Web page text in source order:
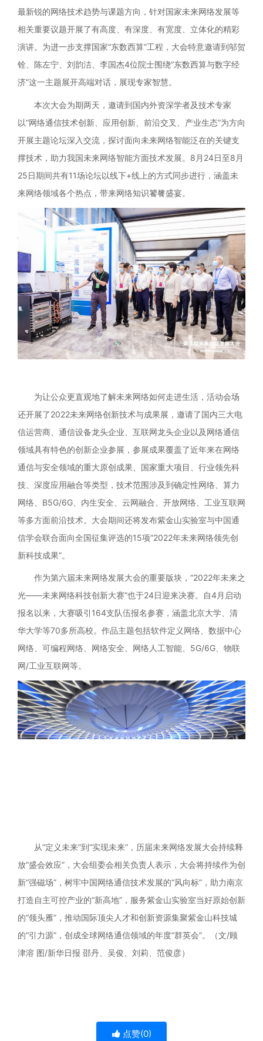
最新锐的网络技术趋势与课题方向，针对国家未来网络发展等
相关重要议题开展了有高度、有深度、有宽度、立体化的精彩
演讲。为进一步支撑国家“东数西算”工程，大会特意邀请到邬贺
铨、陈左宁、刘韵洁、李国杰4位院士围绕“东数西算与数字经
济”这一主题展开高端对话，展现专家智慧。
本次大会为期两天，邀请到国内外资深学者及技术专家
以“网络通信技术创新、应用创新、前沿交叉、产业生态”为方向
开展主题论坛深入交流，探讨面向未来网络智能泛在的关键支
撑技术，助力我国未来网络智能方面技术发展。8月24日至8月
25日期间共有11场论坛以线下+线上的方式同步进行，涵盖未
来网络领域各个热点，带来网络知识饕餮盛宴。
为让公众更直观地了解未来网络如何走进生活，活动会场
还开展了2022未来网络创新技术与成果展，邀请了国内三大电
信运营商、通信设备龙头企业、互联网龙头企业以及网络通信
领域具有特色的创新企业参展，参展成果覆盖了近年来在网络
通信与安全领域的重大原创成果、国家重大项目、行业领先科
技、深度应用融合等类型，技术范围涉及到确定性网络、算力
网络、B5G/6G、内生安全、云网融合、开放网络、工业互联网
等多方面前沿技术。大会期间还将发布紫金山实验室与中国通
信学会联合面向全国征集评选的15项“2022年未来网络领先创
新科技成果”。
作为第六届未来网络发展大会的重要版块，“2022年未来之
光——未来网络科技创新大赛”也于24日迎来决赛。自4月启动
报名以来，大赛吸引164支队伍报名参赛，涵盖北京大学、清
华大学等70多所高校。作品主题包括软件定义网络、数据中心
网络、可编程网络、网络安全、网络人工智能、5G/6G、物联
网/工业互联网等。
从“定义未来”到“实现未来”，历届未来网络发展大会持续释
放“盛会效应”，大会组委会相关负责人表示，大会将持续作为创
新“强磁场”，树牢中国网络通信技术发展的“风向标”，助力南京
打造自主可控产业的“新高地”，服务紫金山实验室当好原始创新
的“领头雁”，推动国际顶尖人才和创新资源集聚紫金山科技城
的“引力源”，创成全球网络通信领域的年度“群英会”。（文/顾
津溶 图/新华日报 邵丹、吴俊、刘莉、范俊彦）
点赞(0)